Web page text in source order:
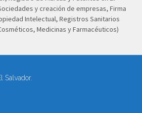
y creación de empresas, Firma
Intelectual, Registros Sanitarios
Medicinas y Farmacéuticos)
Salvador.